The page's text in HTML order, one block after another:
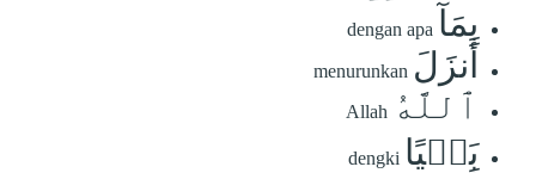
بِمَآ dengan apa
أَنزَلَ menurunkan
ٱللَّهُ Allah
بَغۡيًا dengki